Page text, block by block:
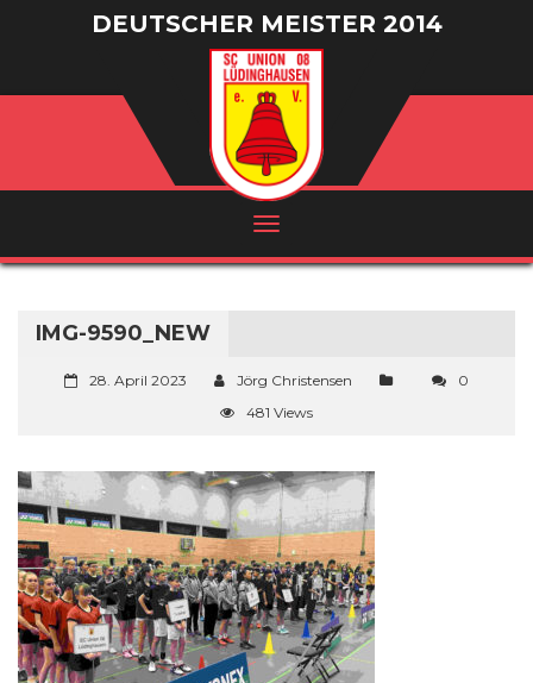
DEUTSCHER MEISTER 2014
/ VIZEMEISTER 2016
IMG-9590_NEW
28. April 2023 Jörg Christensen
0
481 Views